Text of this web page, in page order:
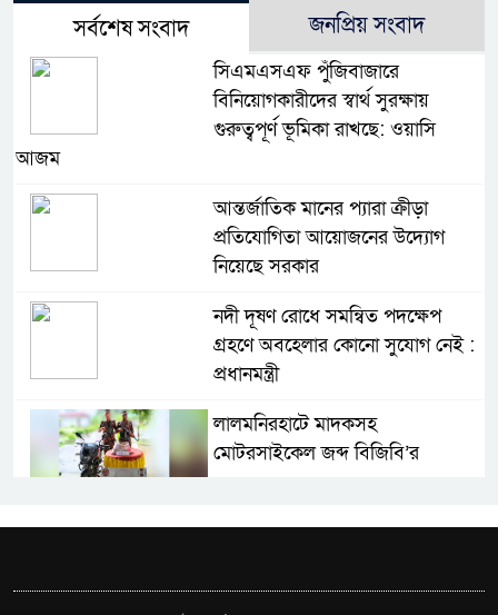
সর্বশেষ সংবাদ জনপ্রিয় সংবাদ
সিএমএসএফ পুঁজিবাজারে
বিনিয়োগকারীদের স্বার্থ সুরক্ষায়
গুরুত্বপূর্ণ ভূমিকা রাখছে: ওয়াসি
আজম
আন্তর্জাতিক মানের প্যারা ক্রীড়া
প্রতিযোগিতা আয়োজনের উদ্যোগ
নিয়েছে সরকার
নদী দূষণ রোধে সমন্বিত পদক্ষেপ
গ্রহণে অবহেলার কোনো সুযোগ নেই :
প্রধানমন্ত্রী
লালমনিরহাটে মাদকসহ
মোটরসাইকেল জব্দ বিজিবি’র
ওমানের সঙ্গে ইরানের হরমুজ